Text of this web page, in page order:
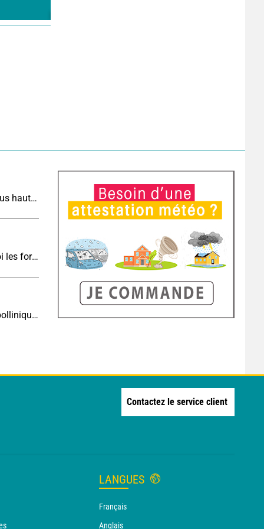
Incendies dans le Sud-Est : la situation reste sous haute surveillance
Vers une cinquième vague de chaleur : pourquoi les fortes chaleurs vont rapidement revenir en France
Risque allergique ce jeudi : les concentrations polliniques restent élevées au nord
Contactez le service client
LANGUES
Français
Anglais